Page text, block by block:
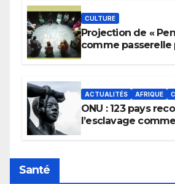
CULTURE
Projection de «
comme passerelle
ACTUALITÉS AFRIQUE
ONU : 123 pays
l’esclavage
Santé